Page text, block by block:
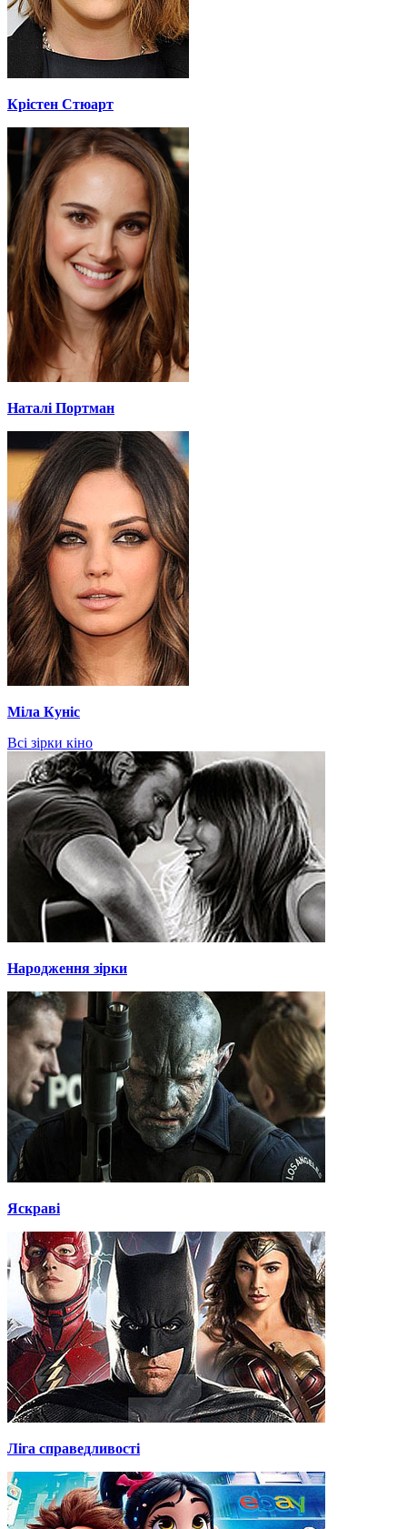
Крістен Стюарт
Наталі Портман
Міла Куніс
Всі зірки кіно
Народження зірки
Яскраві
Ліга справедливості